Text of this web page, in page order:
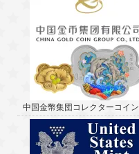
中国金幣集団コレクターコイン